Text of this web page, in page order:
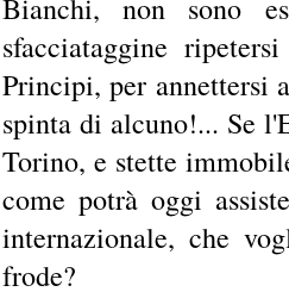
Bianchi, non sono
sfacciataggine
Principi, per annettersi
spinta di alcuno!... Se
Torino, e stette
come potrà oggi
internazionale, che
frode?